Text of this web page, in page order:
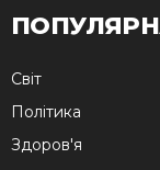
Cвіт
Політика
Здоров'я